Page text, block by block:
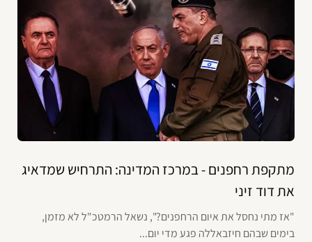
מתקפת רחפנים - במרכז המדינה: התרחיש שמדאיג
את דוד זיני
"אז מתי נחסל את איום הרחפנים?", נשאל הרמטכ"ל לא מזמן,
בימים שבהם חיזבאללה פגע מדי יום...